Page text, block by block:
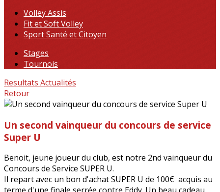
Volley Assis
Fit et Soft Volley
Sport Santé et Citoyen
Stages
Tournois
Resultats Actualités
Retour
Un second vainqueur du concours de service
Super U
Benoit, jeune joueur du club, est notre 2nd vainqueur du
Concours de Service SUPER U.
Il repart avec un bon d'achat SUPER U de 100€ acquis au